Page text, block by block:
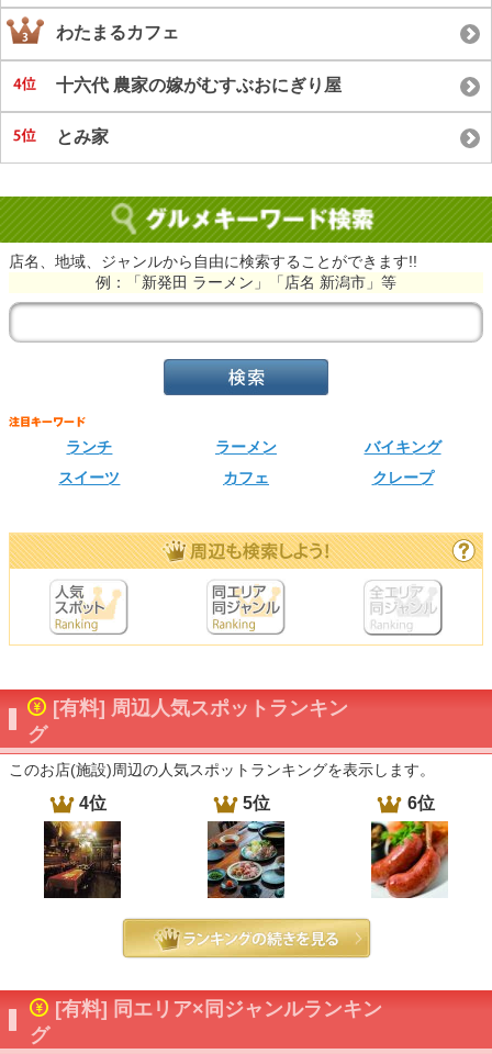
わたまるカフェ
十六代 農家の嫁がむすぶおにぎり屋
とみ家
店名、地域、ジャンルから自由に検索することができます!!
例：「新発田 ラーメン」「店名 新潟市」等
ランチ ラーメン
バイキング
スイーツ
カフェ クレープ
[有料] 周辺人気スポットランキン
グ
このお店(施設)周辺の人気スポットランキングを表示します。
4位 5位 6位
[有料] 同エリア×同ジャンルランキン
グ